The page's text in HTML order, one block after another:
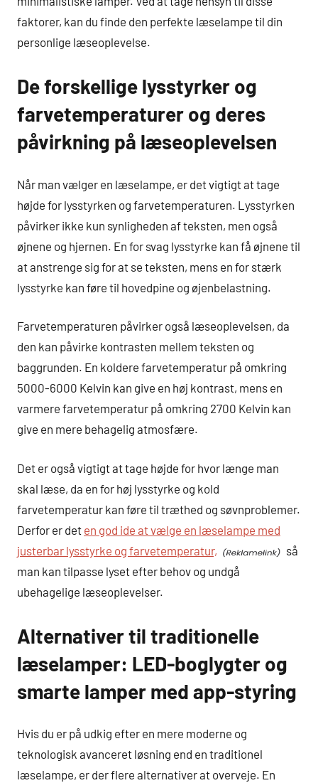
faktorer, kan du finde den perfekte læselampe til din
personlige læseoplevelse.
De forskellige lysstyrker og
farvetemperaturer og deres
påvirkning på læseoplevelsen
Når man vælger en læselampe, er det vigtigt at tage
højde for lysstyrken og farvetemperaturen. Lysstyrken
påvirker ikke kun synligheden af teksten, men også
øjnene og hjernen. En for svag lysstyrke kan få øjnene til
at anstrenge sig for at se teksten, mens en for stærk
lysstyrke kan føre til hovedpine og øjenbelastning.
Farvetemperaturen påvirker også læseoplevelsen, da
den kan påvirke kontrasten mellem teksten og
baggrunden. En koldere farvetemperatur på omkring
5000-6000 Kelvin kan give en høj kontrast, mens en
varmere farvetemperatur på omkring 2700 Kelvin kan
give en mere behagelig atmosfære.
Det er også vigtigt at tage højde for hvor længe man
skal læse, da en for høj lysstyrke og kold
farvetemperatur kan føre til træthed og søvnproblemer.
Derfor er det en god ide at vælge en læselampe med
justerbar lysstyrke og farvetemperatur,
så
man kan tilpasse lyset efter behov og undgå
ubehagelige læseoplevelser.
Alternativer til traditionelle
læselamper: LED-boglygter og
smarte lamper med app-styring
Hvis du er på udkig efter en mere moderne og
teknologisk avanceret løsning end en traditionel
læselampe, er der flere alternativer at overveje. En